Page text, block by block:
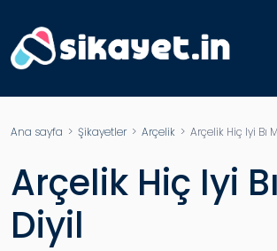
Ana sayfa > Şikayetler> Arçelik > Arçelik Hiç Iyi Bı
Arçelik Hiç Iyi
Diyil